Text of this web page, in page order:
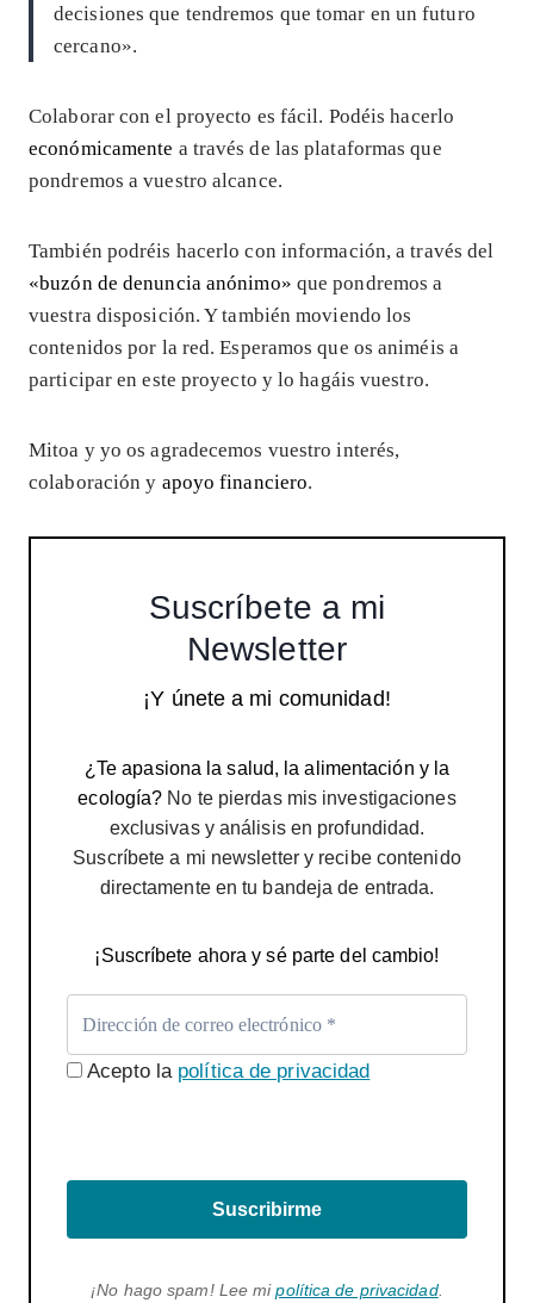
decisiones que tendremos que tomar en un futuro
cercano».
Colaborar con el proyecto es fácil. Podéis hacerlo
económicamente a través de las plataformas que
pondremos a vuestro alcance.
También podréis hacerlo con información, a través del
«buzón de denuncia anónimo» que pondremos a
vuestra disposición. Y también moviendo los
contenidos por la red. Esperamos que os animéis a
participar en este proyecto y lo hagáis vuestro.
Mitoa y yo os agradecemos vuestro interés,
colaboración y apoyo financiero.
Suscríbete a mi
Newsletter
¡Y únete a mi comunidad!
¿Te apasiona la salud, la alimentación y la
ecología? No te pierdas mis investigaciones
exclusivas y análisis en profundidad.
Suscríbete a mi newsletter y recibe contenido
directamente en tu bandeja de entrada.
¡Suscríbete ahora y sé parte del cambio!
Acepto la política de privacidad
Suscribirme
¡No hago spam! Lee mipolítica de privacidad.